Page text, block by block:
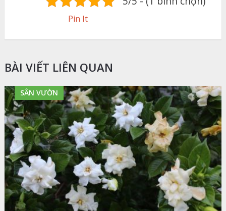
Pin It
BÀI VIẾT LIÊN QUAN
SÂN VƯỜN